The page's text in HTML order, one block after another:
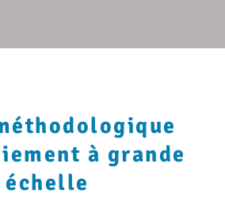
à grande
échelle